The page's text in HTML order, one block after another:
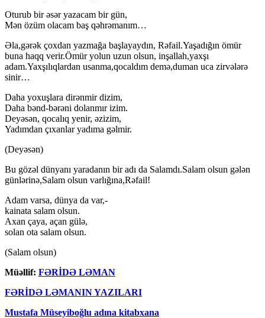
Oturub bir əsər yazacam bir gün,
Mən özüm olacam baş qəhrəmanım…
Əla,gərək çoxdan yazmağa başlayaydın, Rəfail.Yaşadığın ömür
buna haqq verir.Ömür yolun uzun olsun, inşallah,yaxşı
adam.Yaxşılıqlardan usanma,qocaldım demə,duman uca zirvələrə
sinir…
Daha yoxuşlara dirənmir dizim,
Daha bənd-bərəni dolanmır izim.
Deyəsən, qocalıq yenir, əzizim,
Yadımdan çıxanlar yadıma gəlmir.
(Deyəsən)
Bu gözəl dünyanı yaradanın bir adı da Salamdı.Salam olsun gələn
günlərinə,Salam olsun varlığına,Rəfail!
Adam varsa, dünya da var,-
kainata salam olsun.
Axan çaya, açan gülə,
solan ota salam olsun.
(Salam olsun)
Müəllif: FƏRİDƏ LƏMAN
FƏRİDƏ LƏMANIN YAZILARI
Mustafa Müseyiboğlu adına kitabxana